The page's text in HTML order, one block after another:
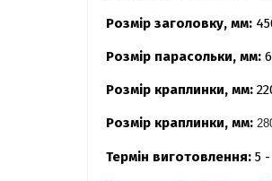
Розмір заголовку, мм:
Розмір парасольки, мм:
Розмір краплинки, мм:
Розмір краплинки, мм:
Термін виготовлення: 5